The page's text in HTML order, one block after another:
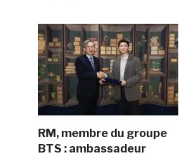
RM, membre du groupe
BTS : ambassadeur